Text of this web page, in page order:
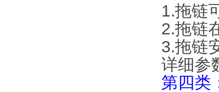
1.拖链
2.拖链
3.拖链
详细参
第四类